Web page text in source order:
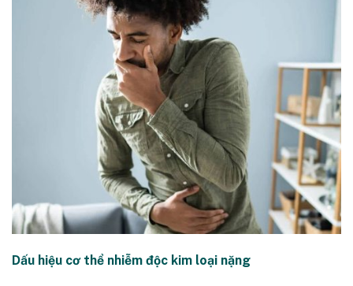
Dấu hiệu cơ thể nhiễm độc kim loại nặng